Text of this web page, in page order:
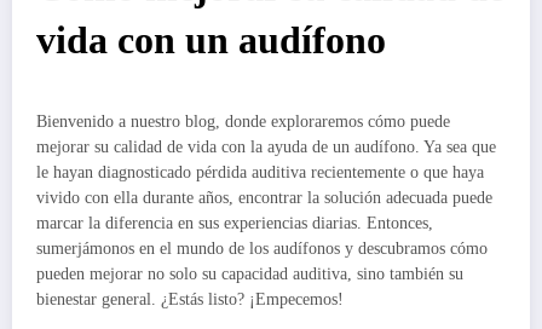
vida con un audífono
Bienvenido a nuestro blog, donde exploraremos cómo puede
mejorar su calidad de vida con la ayuda de un audífono. Ya sea que
le hayan diagnosticado pérdida auditiva recientemente o que haya
vivido con ella durante años, encontrar la solución adecuada puede
marcar la diferencia en sus experiencias diarias. Entonces,
sumerjámonos en el mundo de los audífonos y descubramos cómo
pueden mejorar no solo su capacidad auditiva, sino también su
bienestar general. ¿Estás listo? ¡Empecemos!